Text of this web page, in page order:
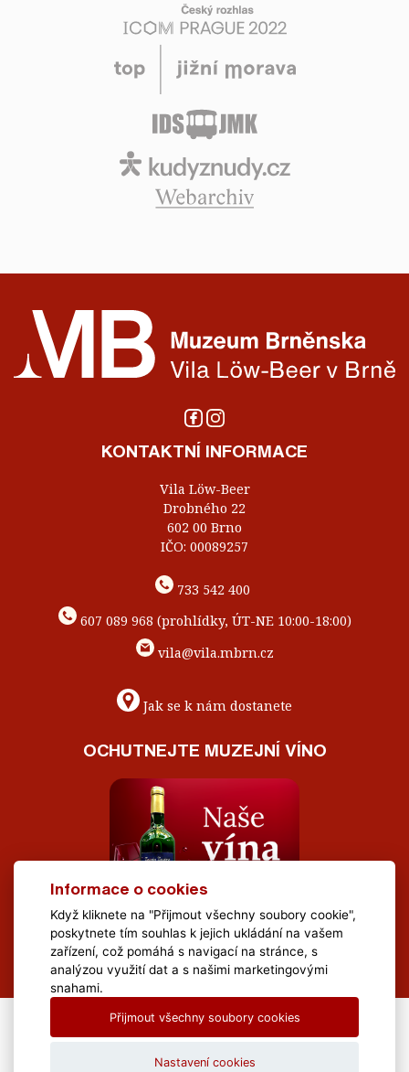
KONTAKTNÍ INFORMACE
Vila Löw-Beer
Drobného 22
602 00 Brno
IČO: 00089257
733 542 400
607 089 968 (prohlídky, ÚT-NE 10:00-18:00)
vila@vila.mbrn.cz
Jak se k nám dostanete
OCHUTNEJTE MUZEJNÍ VÍNO
All Rights Reserved Muzeum Brněnska © 2020, Webdesign by
Informace o cookies
Když kliknete na "Přijmout všechny soubory cookie",
poskytnete tím souhlas k jejich ukládání na vašem
zařízení, což pomáhá s navigací na stránce, s
analýzou využití dat a s našimi marketingovými
snahami.
Přijmout všechny soubory cookies
Nastavení cookies